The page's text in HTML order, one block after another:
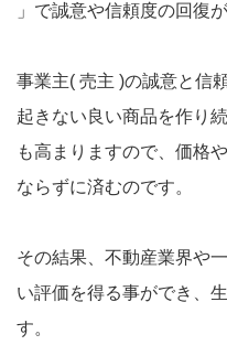
」で誠意や信頼度の回復
事業主( 売主 )の誠意と信
起きない良い商品を作り
も高まりますので、価格
ならずに済むのです。
その結果、不動産業界や
い評価を得る事ができ、
す。